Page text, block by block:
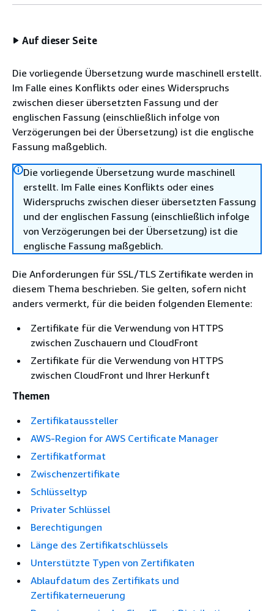
Auf dieser Seite
Die vorliegende Übersetzung wurde maschinell erstellt.
Im Falle eines Konflikts oder eines Widerspruchs
zwischen dieser übersetzten Fassung und der
englischen Fassung (einschließlich infolge von
Verzögerungen bei der Übersetzung) ist die englische
Fassung maßgeblich.
Die vorliegende Übersetzung wurde maschinell
erstellt. Im Falle eines Konflikts oder eines
Widerspruchs zwischen dieser übersetzten Fassung
und der englischen Fassung (einschließlich infolge
von Verzögerungen bei der Übersetzung) ist die
englische Fassung maßgeblich.
Die Anforderungen für SSL/TLS Zertifikate werden in
diesem Thema beschrieben. Sie gelten, sofern nicht
anders vermerkt, für die beiden folgenden Elemente:
Zertifikate für die Verwendung von HTTPS
zwischen Zuschauern und CloudFront
Zertifikate für die Verwendung von HTTPS
zwischen CloudFront und Ihrer Herkunft
Themen
Zertifikataussteller
AWS-Region for AWS Certificate Manager
Zertifikatformat
Zwischenzertifikate
Schlüsseltyp
Privater Schlüssel
Berechtigungen
Länge des Zertifikatschlüssels
Unterstützte Typen von Zertifikaten
Ablaufdatum des Zertifikats und
Zertifikaterneuerung